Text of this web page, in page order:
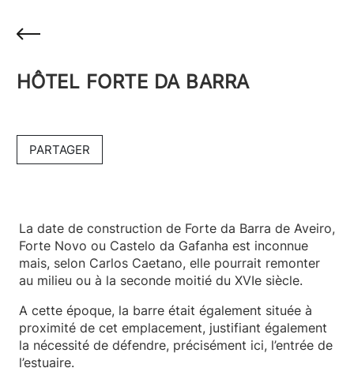
HÔTEL FORTE DA BARRA
PARTAGER
La date de construction de Forte da Barra de Aveiro,
Forte Novo ou Castelo da Gafanha est inconnue
mais, selon Carlos Caetano, elle pourrait remonter
au milieu ou à la seconde moitié du XVIe siècle.
A cette époque, la barre était également située à
proximité de cet emplacement, justifiant également
la nécessité de défendre, précisément ici, l’entrée de
l’estuaire.